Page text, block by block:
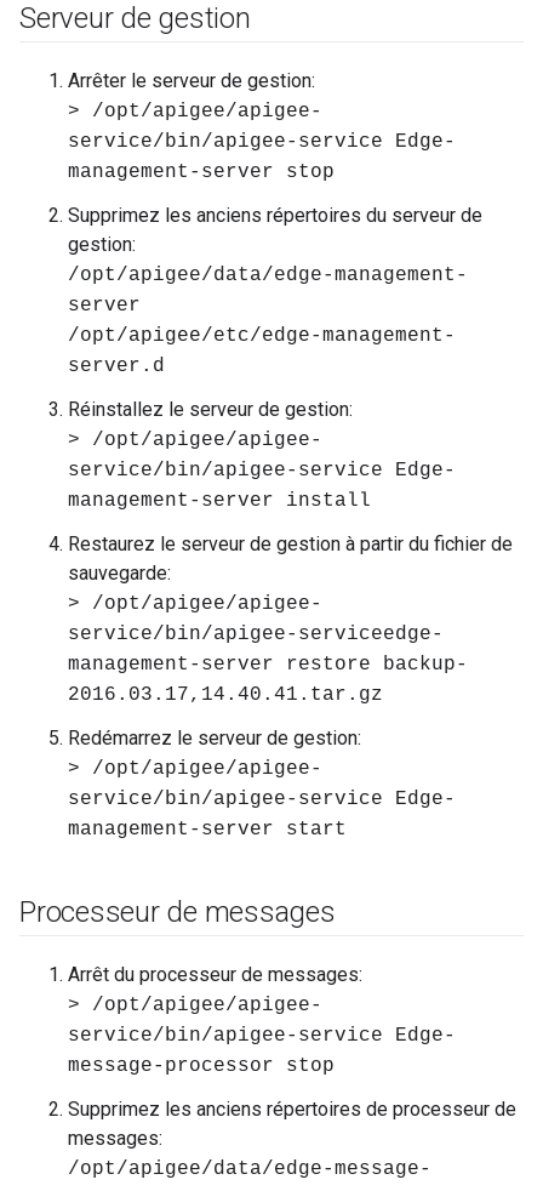
Serveur de gestion
Arrêter le serveur de gestion:
> /opt/apigee/apigee-
service/bin/apigee-service Edge-
management-server stop
Supprimez les anciens répertoires du serveur de
gestion:
/opt/apigee/data/edge-management-
server
/opt/apigee/etc/edge-management-
server.d
Réinstallez le serveur de gestion:
> /opt/apigee/apigee-
service/bin/apigee-service Edge-
management-server install
Restaurez le serveur de gestion à partir du fichier de
sauvegarde:
> /opt/apigee/apigee-
service/bin/apigee-serviceedge-
management-server restore backup-
2016.03.17,14.40.41.tar.gz
Redémarrez le serveur de gestion:
> /opt/apigee/apigee-
service/bin/apigee-service Edge-
management-server start
Processeur de messages
Arrêt du processeur de messages:
> /opt/apigee/apigee-
service/bin/apigee-service Edge-
message-processor stop
Supprimez les anciens répertoires de processeur de
messages:
/opt/apigee/data/edge-message-